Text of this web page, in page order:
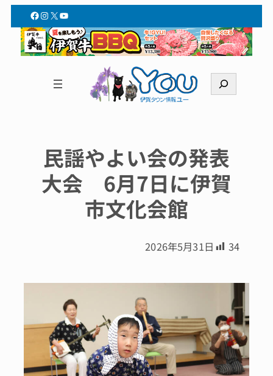
Facebook
Instagram
X YouTube
索
民謡やよい会の発表
大会 6月7日に伊賀
市文化会館
2026年5月31日 34